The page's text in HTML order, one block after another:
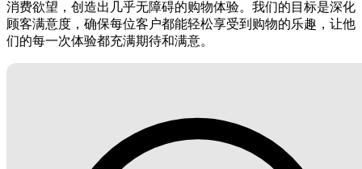
消费欲望，创造出几乎无障碍的购物体验。我们的目标是深化
顾客满意度，确保每位客户都能轻松享受到购物的乐趣，让他
们的每一次体验都充满期待和满意。